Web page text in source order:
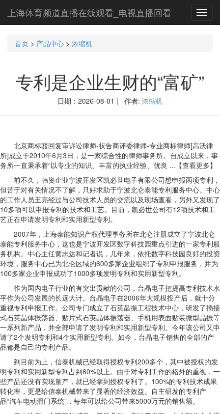
上海体育频道直播在线观看_电视直播回看
首页 > 产品中心 > 浓缩机
专利是企业生财的“富矿”
日期：2026-08-01 | 作者: 浓缩机
北京商标驳回复审诉讼律师-状告商评委律师-专业商标律师[高沃律
所]成立于2010年6月3日，是一家综合性的律师事务所。自成立以来，事
务所一直秉承着“以专业的知识、丰富的执业经验、优良 ...【查看更多】
前不久，韩资企业宁波开发区凯必世电子有限公司想申报两项专利，
但苦于对有关情况不了解，只好求助于宁波北仑泰能专利服务中心。中心
的工作人员王亮经过与公司技术人员的交流以及现场查看，另外又发现了
10多项可以申报专利的技术和工艺。目前，凯必世公司有12项技术和工
艺正在申请发明专利和实用新型专利。
2007年，上海泰能知识产权代理事务所在北仑注册成立了宁波北仑
泰能专利服务中心，这也是宁波开发区数字科技园重点引进的一家专利服
务机构。中心主任黄志达和记者说，几年来，依托数字科技园良好的投资
环境，服务中心已为北仑区域的600多家企业组织了专利申报服务，并为
100多家企业申报成功了1000多项发明专利和实用新型专利。
作为国内电子行业的有突出贡献的公司，台晶电子把提高专利技术水
平作为公司发展的长远大计。台晶电子在2006年大规模投产后，就十分
重视专利申报工作。公司专门成立了石英晶振工程技术中心，研发了插接
式石英晶体振荡器、贴片式石英晶体振荡器、手机用表面贴装微型晶振等
一系列新产品，并全部申请了发明专利和实用新型专利。今年该公司又申
请了2个发明专利和4个实用新型专利。如今，台晶电子销售的全部的产
品都是自己的专利产品。
到目前为止，信泰机械已经取得授权专利200多个，其中被授权的发
明专利和实用新型专利占到60%以上。由于对专利工作的格外的重视，一
些产品还没有实现量产，就已经拿到授权专利了。100%的专利技术成果
转化率，更是给信泰机械带来了显著的经济效益。自主研发的专利产
品“汽车电动滑门系统”，每年可以给公司带来5000万元的销售额。